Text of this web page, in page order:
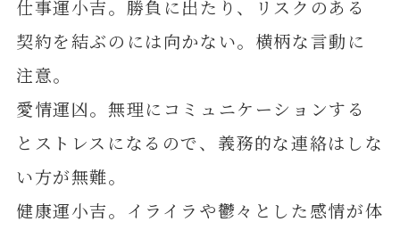
仕事運小吉。勝負に出たり、リスクのある
契約を結ぶのには向かない。横柄な言動に
注意。
愛情運凶。無理にコミュニケーションする
とストレスになるので、義務的な連絡はしな
い方が無難。
健康運小吉。イライラや鬱々とした感情が体